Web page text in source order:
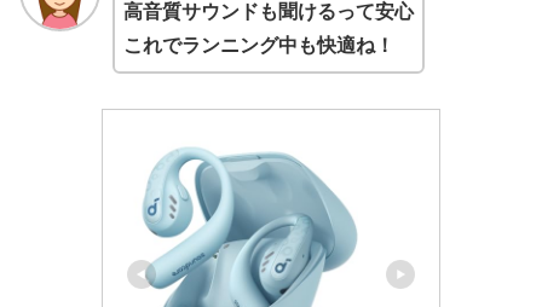
高音質サウンドも聞けるって安心
これでランニング中も快適ね！